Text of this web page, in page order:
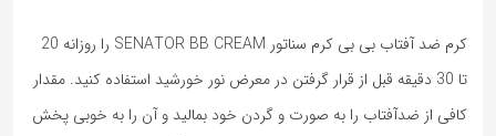
کرم ضد آفتاب بی بی کرم سناتور SENATOR BB CREAM را روزانه 20
تا 30 دقیقه قبل از قرار گرفتن در معرض نور خورشید استفاده کنید. مقدار
کافی از ضدآفتاب را به صورت و گردن خود بمالید و آن را به خوبی پخش